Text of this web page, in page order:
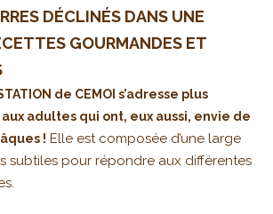
DÉCLINÉS DANS UNE
GOURMANDES ET
de CEMOI s’adresse plus
adultes qui ont, eux aussi, envie de
! Elle est composée d’une large
subtiles pour répondre aux différentes